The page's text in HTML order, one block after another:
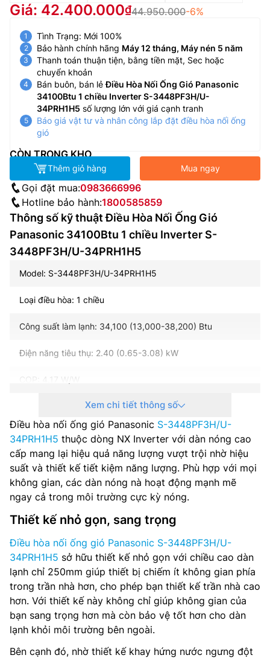
Giá: 42.400.000 44.950.000-6%
Tình Trạng: Mới 100%
Bảo hành chính hãng Máy 12 tháng, Máy nén 5 năm
Thanh toán thuận tiện, bằng tiền mặt, Sec hoặc
chuyển khoản
Bán buôn, bán lẻĐiều Hòa Nối Ống Gió Panasonic
34100Btu 1 chiều Inverter S-3448PF3H/U-
34PRH1H5 số lượng lớn với giá cạnh tranh
Báo giá vật tư và nhân công lắp đặt điều hòa nối ống
gió
CÒN TRONG KHO
Thêm giỏ hàng Mua ngay
Gọi đặt mua:0983666996
Hotline bảo hành:1800585859
Thông số kỹ thuật Điều Hòa Nối Ống Gió
Panasonic 34100Btu 1 chiều Inverter S-
3448PF3H/U-34PRH1H5
Model: S-3448PF3H/U-34PRH1H5
Loại điều hòa: 1 chiều
Công suất làm lạnh: 34,100 (13,000-38,200) Btu
Điện năng tiêu thụ: 2.40 (0.65-3.08) kW
COP: 4.17 W/W
Công nghệ inverter: Có
Nguồn điện: 1 pha, 220-240 V, 50-60 Hz
Lưu lượng gió dàn lạnh: 36.0 m3/h
Môi chất lạnh: R32
Kích thước dàn lạnh(CxRxS): 250 x 1,400 x 730 mm
Trọng lượng dàn lạnh: 39 kg
Kích thước dàn nóng(CxRxS): 996 x 980 x 370 mm
Trọng lượng dàn nóng: 69 kg
Đường kính ống (lỏng/hơi): 9.52/15.88 mm
Hãng sản xuất: Panasonic
Xem chi tiết thông số
Điều hòa nối ống gió Panasonic S-3448PF3H/U-
34PRH1H5 thuộc dòng NX Inverter với dàn nóng cao
cấp mang lại hiệu quả năng lượng vượt trội nhờ hiệu
suất và thiết kế tiết kiệm năng lượng. Phù hợp với mọi
không gian, các dàn nóng nà hoạt động mạnh mẽ
ngay cả trong môi trường cực kỳ nóng.
Thiết kế nhỏ gọn, sang trọng
Điều hòa nối ống gió Panasonic S-3448PF3H/U-
34PRH1H5 sở hữu thiết kế nhỏ gọn với chiều cao dàn
lạnh chỉ 250mm giúp thiết bị chiếm ít không gian phía
trong trần nhà hơn, cho phép bạn thiết kế trần nhà cao
hơn. Với thiết kế này không chỉ giúp không gian của
bạn sang trọng hơn mà còn bảo vệ tốt hơn cho dàn
lạnh khỏi môi trường bên ngoài.
Bên cạnh đó, nhờ thiết kế khay hứng nước ngưng đột